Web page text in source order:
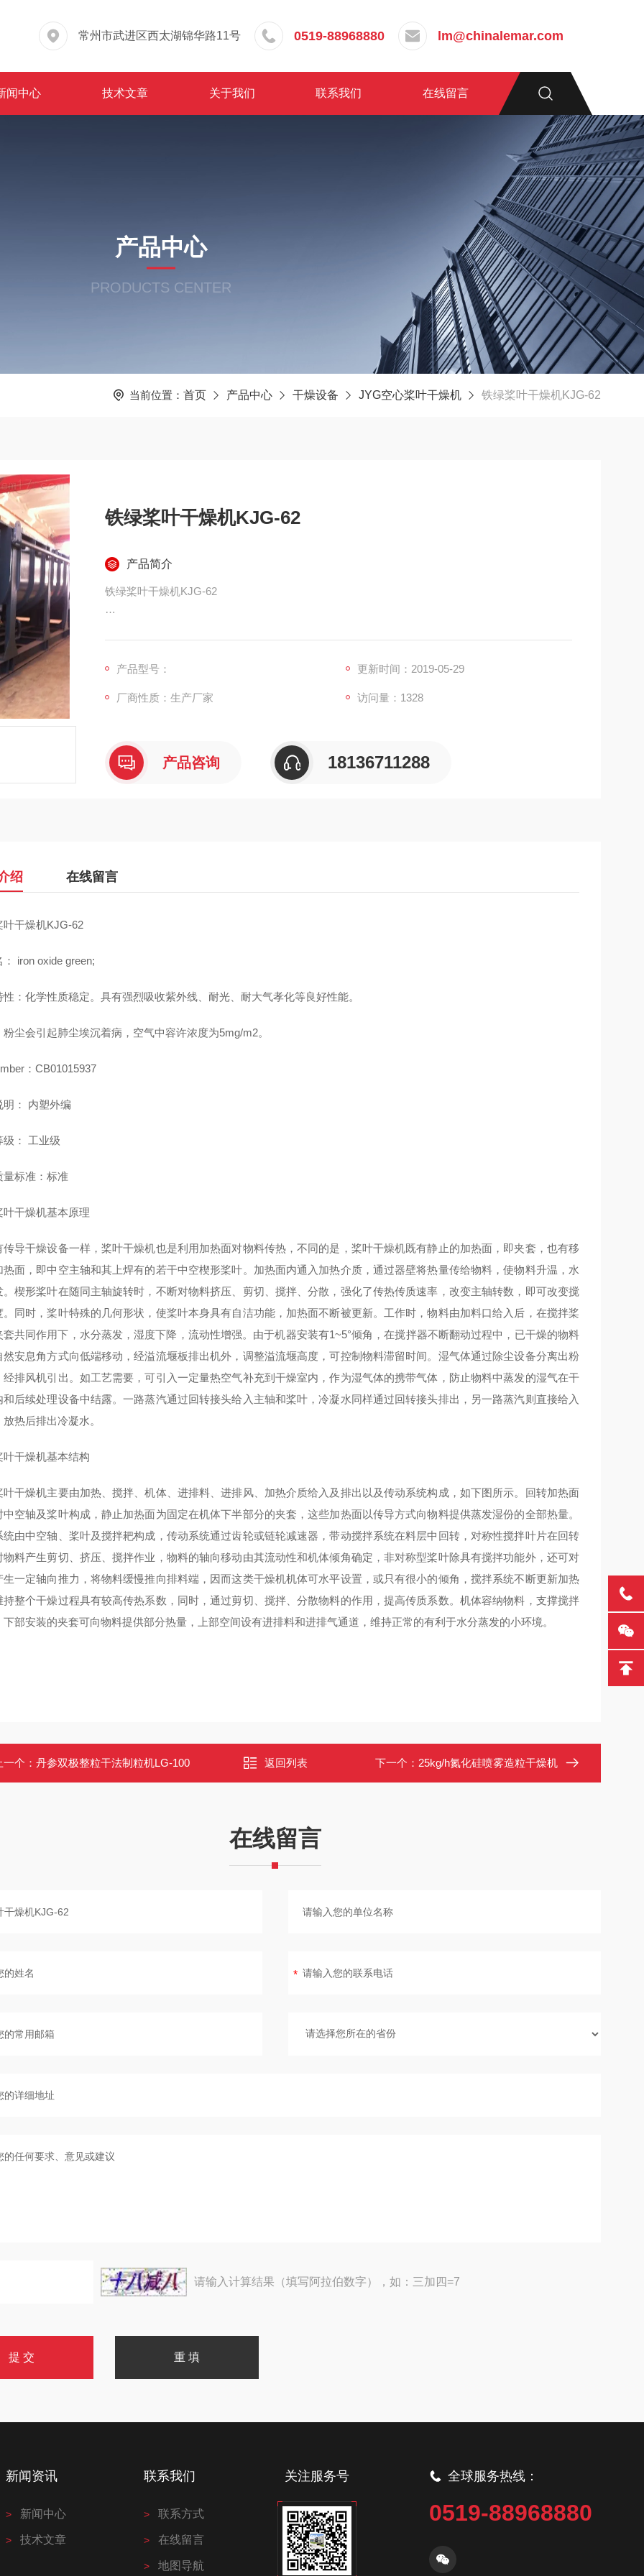
常州市武进区西太湖锦华路11号 0519-88968880 lm@chinalemar.com
闻中心 技术文章 关于我们 联系我们 在线留言
产品中心
PRODUCTS CENTER
当前位置： 首页 产品中心 干燥设备 JYG空心桨叶干燥机 铁绿桨叶干燥机KJG-62
铁绿桨叶干燥机KJG-62
产品简介
铁绿桨叶干燥机KJG-62
化学特性：化学性质稳定。具有强烈吸收紫外线、耐光、耐大气孝化等良好性能。
毒性：粉尘会引起肺尘埃沉着病，
产品型号： 更新时间：2019-05-29
厂商性质：生产厂家 访问量：1328
产品咨询 18136711288
绍 在线留言
叶干燥机KJG-62
iron oxide green;
性：化学性质稳定。具有强烈吸收紫外线、耐光、耐大气孝化等良好性能。
粉尘会引起肺尘埃沉着病，空气中容许浓度为5mg/m2。
：CB01015937
明： 内塑外编
级： 工业级
量标准：标准
叶干燥机基本原理
传导干燥设备一样，桨叶干燥机也是利用加热面对物料传热，不同的是，桨叶干燥机既有静止的加热面，即夹套，也有移
热面，即中空主轴和其上焊有的若干中空楔形桨叶。加热面内通入加热介质，通过器壁将热量传给物料，使物料升温，水
。楔形桨叶在随同主轴旋转时，不断对物料挤压、剪切、搅拌、分散，强化了传热传质速率，改变主轴转数，即可改变搅
。同时，桨叶特殊的几何形状，使桨叶本身具有自洁功能，加热面不断被更新。工作时，物料由加料口给入后，在搅拌桨
套共同作用下，水分蒸发，湿度下降，流动性增强。由于机器安装有1~5°倾角，在搅拌器不断翻动过程中，已干燥的物料
然安息角方式向低端移动，经溢流堰板排出机外，调整溢流堰高度，可控制物料滞留时间。湿气体通过除尘设备分离出粉
经排风机引出。如工艺需要，可引入一定量热空气补充到干燥室内，作为湿气体的携带气体，防止物料中蒸发的湿气在干
和后续处理设备中结露。一路蒸汽通过回转接头给入主轴和桨叶，冷凝水同样通过回转接头排出，另一路蒸汽则直接给入
热后排出冷凝水。
叶干燥机基本结构
叶干燥机主要由加热、搅拌、机体、进排料、进排风、加热介质给入及排出以及传动系统构成，如下图所示。回转加热面
中空轴及桨叶构成，静止加热面为固定在机体下半部分的夹套，这些加热面以传导方式向物料提供蒸发湿份的全部热量。
统由中空轴、桨叶及搅拌耙构成，传动系统通过齿轮或链轮减速器，带动搅拌系统在料层中回转，对称性搅拌叶片在回转
物料产生剪切、挤压、搅拌作业，物料的轴向移动由其流动性和机体倾角确定，非对称型桨叶除具有搅拌功能外，还可对
生一定轴向推力，将物料缓慢推向排料端，因而这类干燥机机体可水平设置，或只有很小的倾角，搅拌系统不断更新加热
持整个干燥过程具有较高传热系数，同时，通过剪切、搅拌、分散物料的作用，提高传质系数。机体容纳物料，支撑搅拌
下部安装的夹套可向物料提供部分热量，上部空间设有进排料和进排气通道，维持正常的有利于水分蒸发的小环境。
一个： 丹参双极整粒干法制粒机LG-100 返回列表 下一个： 25kg/h氮化硅喷雾造粒干燥机
在线留言
请输入计算结果（填写阿拉伯数字），如：三加四=7
新闻资讯
新闻中心
技术文章
联系我们
联系方式
在线留言
地图导航
关注服务号 全球服务热线：
0519-88968880